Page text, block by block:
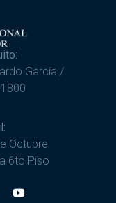
García /
Octubre.
6to Piso